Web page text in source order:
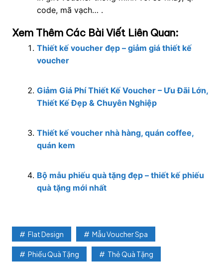
code, mã vạch… .
Xem Thêm Các Bài Viết Liên Quan:
Thiết kế voucher đẹp – giảm giá thiết kế
voucher
Giảm Giá Phí Thiết Kế Voucher – Ưu Đãi Lớn,
Thiết Kế Đẹp & Chuyên Nghiệp
Thiết kế voucher nhà hàng, quán coffee,
quán kem
Bộ mẫu phiếu quà tặng đẹp – thiết kế phiếu
quà tặng mới nhất
Flat Design Mẫu Voucher Spa
Phiếu Quà Tặng Thẻ Quà Tặng